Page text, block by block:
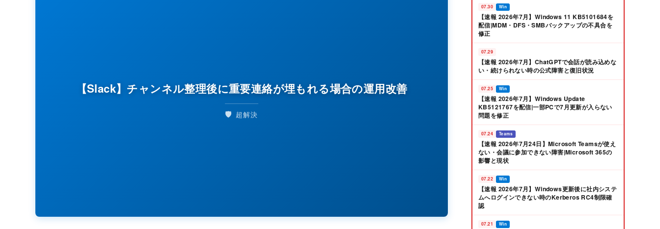
【Slack】チャンネル整理後に重要連絡が埋もれる場合の運用改善
🛡️ 超解決
07.30 Win
【速報 2026年7月】Windows 11 KB5101684を
配信|MDM・DFS・SMBバックアップの不具合を
修正
07.29
【速報 2026年7月】ChatGPTで会話が読み込めな
い・続けられない時の公式障害と復旧状況
07.25 Win
【速報 2026年7月】Windows Update
KB5121767を配信|一部PCで7月更新が入らない
問題を修正
07.24 Teams
【速報 2026年7月24日】Microsoft Teamsが使え
ない・会議に参加できない障害|Microsoft 365の
影響と現状
07.22 Win
【速報 2026年7月】Windows更新後に社内システ
ムへログインできない時のKerberos RC4制限確
認
07.21 Win